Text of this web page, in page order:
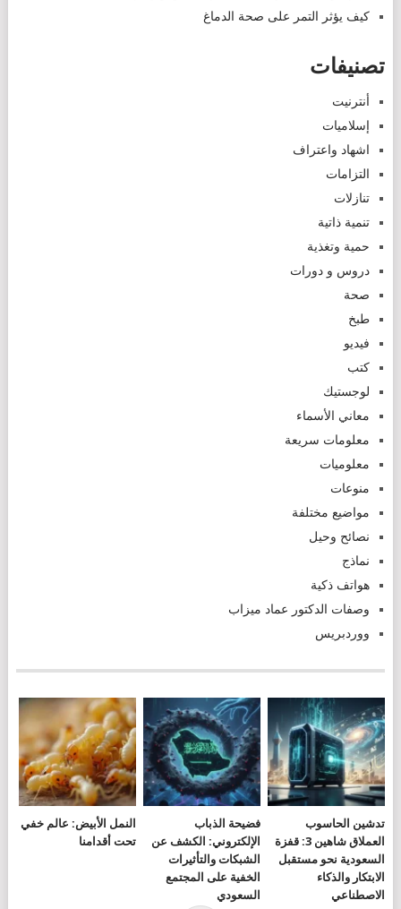
كيف يؤثر التمر على صحة الدماغ
تصنيفات
أنترنيت
إسلاميات
اشهاد واعتراف
التزامات
تنازلات
تنمية ذاتية
حمية وتغذية
دروس و دورات
صحة
طبخ
فيديو
كتب
لوجستيك
معاني الأسماء
معلومات سريعة
معلوميات
منوعات
مواضيع مختلفة
نصائح وحيل
نماذج
هواتف ذكية
وصفات الدكتور عماد ميزاب
ووردبريس
تدشين الحاسوب
العملاق شاهين 3: قفزة
السعودية نحو مستقبل
الابتكار والذكاء
الاصطناعي
فضيحة الذباب
الإلكتروني: الكشف عن
الشبكات والتأثيرات
الخفية على المجتمع
السعودي
النمل الأبيض: عالم خفي
تحت أقدامنا